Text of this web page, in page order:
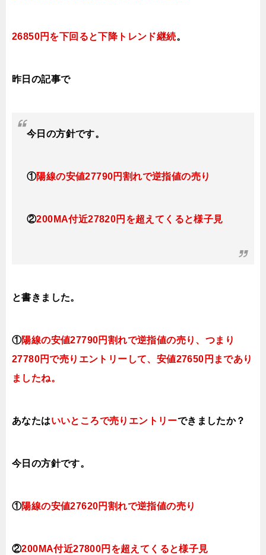
26850円を下回ると下降トレンド継続。
昨日の記事で
今日の方針です。
①陽線の安値27790円割れで逆指値の売り
②200MA付近27820円 を超えてくると様子見
と書きました。
①陽線の安値27790円割れで逆指値の売り、つまり
27780円で売りエントリーして、安値27650円まであり
ましたね。
あなたはいいところで売りエントリーできましたか？
今日の方針です。
①陽線の安値27620円割れで逆指値の売り
②200MA付近27800円 を超えてくると様子見